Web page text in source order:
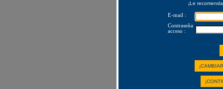
¡Le
E-mail :
Contraseña
acceso :